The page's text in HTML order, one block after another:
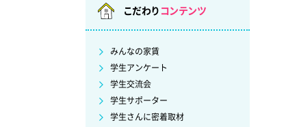
こだわり コンテンツ
みんなの家賃
学生アンケート
学生交流会
学生サポーター
学生さんに密着取材